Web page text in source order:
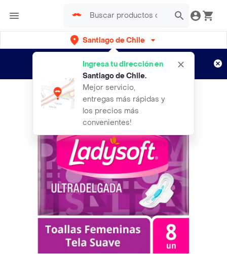
Santiago de Chile
Ingresa tu dirección en
Santiago de Chile.
Mejor servicio,
entregas más rápidas y
los precios más
convenientes!
envíos gratis por semanas
Aplican TyC